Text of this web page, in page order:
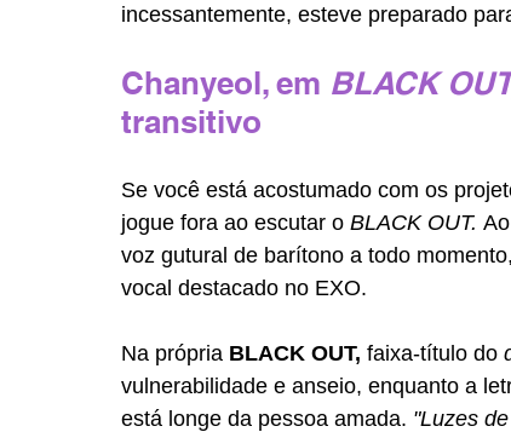
incessantemente, esteve preparado
Chanyeol, em BLACK
transitivo
Se você está acostumado com os
jogue fora ao escutar o BLACK OUT.
voz gutural de barítono a todo
vocal destacado no EXO.
Na própria BLACK OUT, faixa-título do
vulnerabilidade e anseio, enquanto a
está longe da pessoa amada. "Luzes